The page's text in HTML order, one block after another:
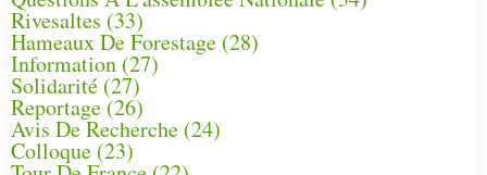
Rivesaltes (33)
Hameaux De Forestage (28)
Information (27)
Solidarité (27)
Reportage (26)
Avis De Recherche (24)
Colloque (23)